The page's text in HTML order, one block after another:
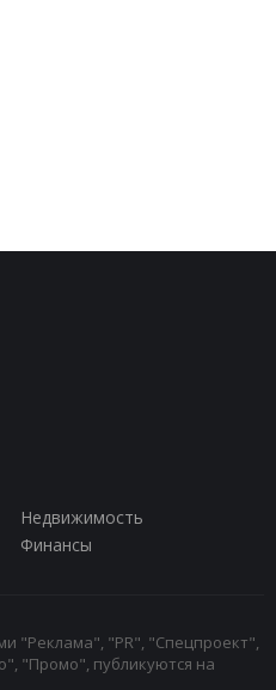
Недвижимость
Финансы
"Реклама", "PR", "Спецпроект",
"Промо", публикуются на